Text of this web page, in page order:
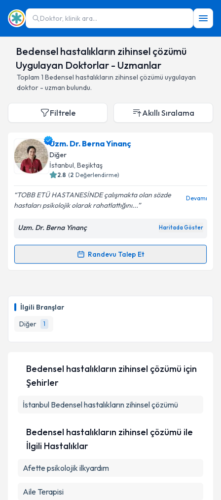
Doktor, klinik ara...
Bedensel hastalıkların zihinsel çözümü
Uygulayan Doktorlar - Uzmanlar
Toplam 1 Bedensel hastalıkların zihinsel çözümü uygulayan
doktor - uzman bulundu.
İlgili Branşlar
Diğer
1
Filtrele Akıllı Sıralama
Uzm. Dr. Berna Yinanç
Diğer
İstanbul, Beşiktaş
2.8 (2 Değerlendirme)
TOBB ETÜ HASTANESİNDE çalışmakta olan sözde
hastaları psikolojik olarak rahatlattığını...
Devamı
Uzm. Dr. Berna Yinanç Haritada Göster
Randevu Talep Et
Randevu Takvimi Talebi
takvim hazırlandığında e-posta ile bilgilendireceğiz.
E-posta Adresiniz
Kişisel verilerimin işlenmesine ilişkin
kapsamda işlenmesini kabul ediyorum.
Takvim Talebini Gönder
Bedensel hastalıkların zihinsel çözümü için
Şehirler
İstanbul Bedensel hastalıkların zihinsel çözümü
Bedensel hastalıkların zihinsel çözümü ile
İlgili Hastalıklar
Afette psikolojik ilkyardım
Aile Terapisi